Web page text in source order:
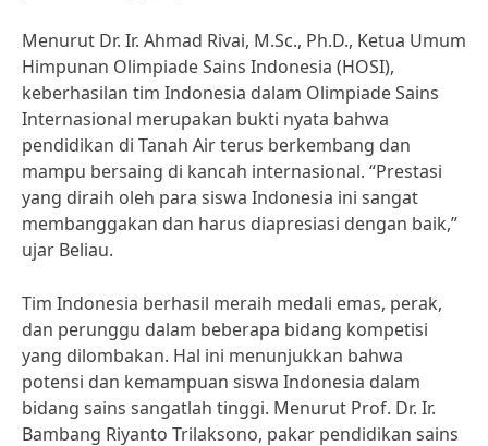
Menurut Dr. Ir. Ahmad Rivai, M.Sc., Ph.D., Ketua Umum
Himpunan Olimpiade Sains Indonesia (HOSI),
keberhasilan tim Indonesia dalam Olimpiade Sains
Internasional merupakan bukti nyata bahwa
pendidikan di Tanah Air terus berkembang dan
mampu bersaing di kancah internasional. “Prestasi
yang diraih oleh para siswa Indonesia ini sangat
membanggakan dan harus diapresiasi dengan baik,”
ujar Beliau.
Tim Indonesia berhasil meraih medali emas, perak,
dan perunggu dalam beberapa bidang kompetisi
yang dilombakan. Hal ini menunjukkan bahwa
potensi dan kemampuan siswa Indonesia dalam
bidang sains sangatlah tinggi. Menurut Prof. Dr. Ir.
Bambang Riyanto Trilaksono, pakar pendidikan sains